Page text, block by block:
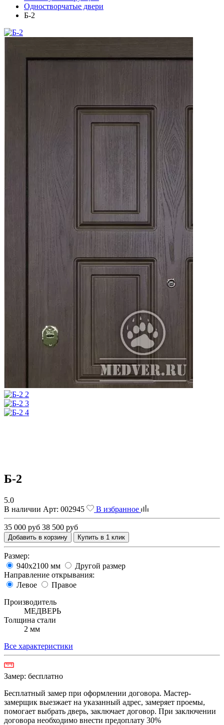
Одностворчатые двери
Б-2
Б-2
5.0
В наличии Арт: 002945 В избранное
35 000 руб 38 500 руб
Добавить в корзину Купить в 1 клик
Размер:
940х2100 мм
Другой размер
Направление открывания:
Левое
Правое
Производитель
МЕДВЕРЬ
Толщина стали
2 мм
Все характеристики
Замер: бесплатно
Бесплатный замер при оформлении договора. Мастер-
замерщик выезжает на указанный адрес, замеряет проемы,
помогает выбрать дверь, заключает договор. При заключении
договора необходимо внести предоплату 30%